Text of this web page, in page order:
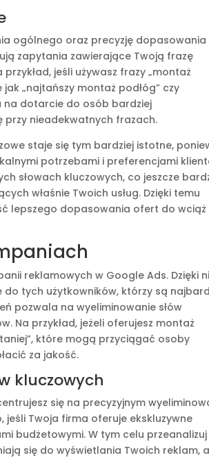
ogólnego oraz precyzję dopasowania
zapytania zawierające Twoją frazę
jeśli używasz frazy „montaż
„najtańszy montaż podłóg” czy
na dotarcie do osób bardziej
przy nieadekwatnych frazach.
staje się tym bardziej istotne,
potrzebami i preferencjami
słowach kluczowych, co jeszcze
właśnie Twoich usług. Dzięki temu
lepszego dopasowania ofert do wciąż
reklamowych w Google Ads. Dzięki
tych użytkowników, którzy są
pozwala na wyeliminowanie słów
Na przykład, jeżeli oferujesz montaż
które mogą przyciągać osoby
za jakość.
kluczowych
się na precyzyjnym
jeśli Twoja firma oferuje ekskluzywne
budżetowymi. W tym celu przeanalizuj
się do wyświetlania Twoich reklam,